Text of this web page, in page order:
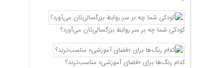
کودکی شما چه بر سر روابط بزرگسالی‌تان می‌آورد؟
کدام رنگ‌ها برای «فضای آموزشی» مناسب‌ترند؟